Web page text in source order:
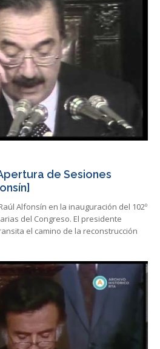
de Sesiones
Alfonsín en la inauguración del 102º
del Congreso. El presidente
el camino de la reconstrucción